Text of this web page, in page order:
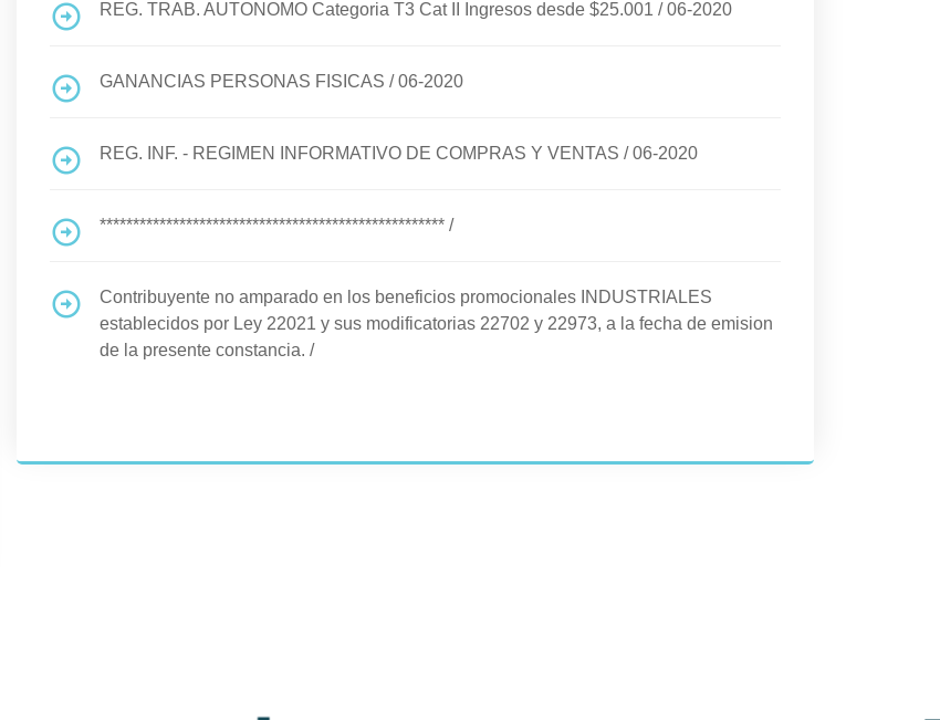
REG. TRAB. AUTONOMO Categoria T3 Cat II Ingresos desde $25.001 /06-2020
GANANCIAS PERSONAS FISICAS /06-2020
REG. INF. - REGIMEN INFORMATIVO DE COMPRAS Y VENTAS /06-2020
**************************************************** /
Contribuyente no amparado en los beneficios promocionales INDUSTRIALES
establecidos por Ley 22021 y sus modificatorias 22702 y 22973, a la fecha de emision
de la presente constancia. /